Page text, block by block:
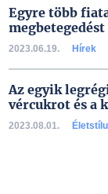
Egyre több
megbetegedést
2023.06.19. Hírek
Az egyik
vércukrot és a
2023.08.01.